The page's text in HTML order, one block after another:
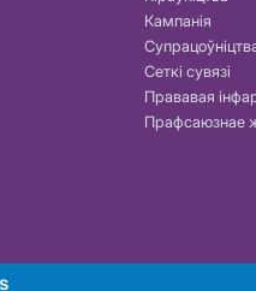
Кампанія
Сеткі сувязі
Прававая
Прафсаюзнае